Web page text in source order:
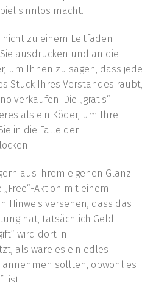
sinnlos macht.
zu einem Leitfaden
ausdrucken und an die
um Ihnen zu sagen, dass jede
Stück Ihres Verstandes raubt,
verkaufen. Die „gratis“
als ein Köder, um Ihre
in die Falle der
aus ihrem eigenen Glanz
Aktion mit einem
Hinweis versehen, dass das
hat, tatsächlich Geld
wird dort in
als wäre es ein edles
annehmen sollten, obwohl es